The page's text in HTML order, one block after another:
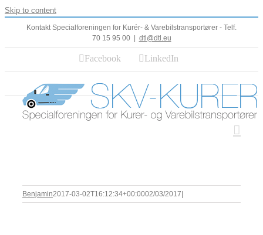
Skip to content
Kontakt Specialforeningen for Kurér- & Varebilstransportører - Telf.
70 15 95 00
dtl@dtl.eu
Facebook LinkedIn
Benjamin2017-03-02T16:12:34+00:0002/03/2017